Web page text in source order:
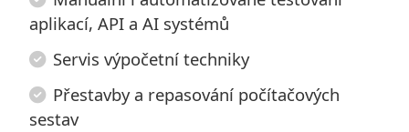
aplikací, API a AI systémů
Servis výpočetní techniky
Přestavby a repasování počítačových
sestav